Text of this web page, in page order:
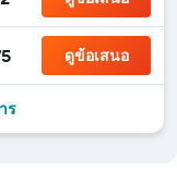
ดูข้อเสนอ
ร